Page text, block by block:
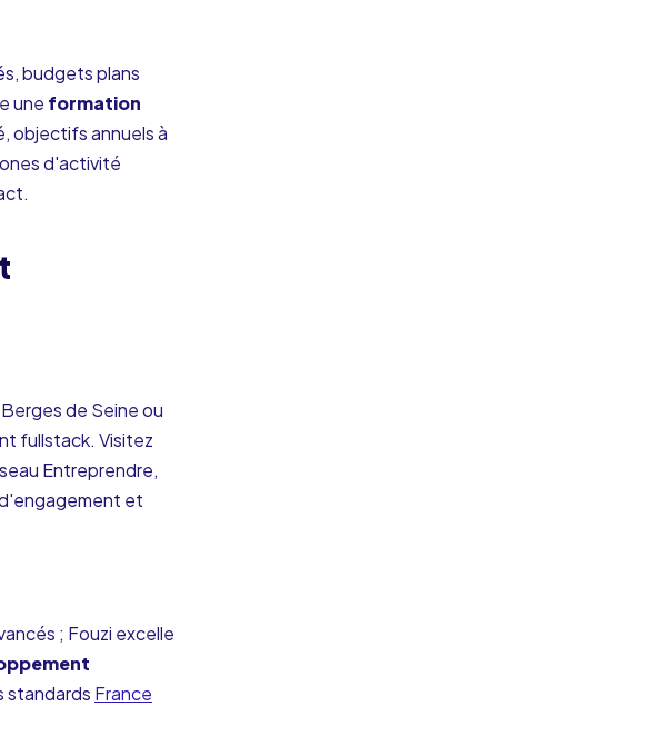
budgets plans
une formation
objectifs annuels à
d'activité
de Seine ou
fullstack. Visitez
Entreprendre,
et
; Fouzi excelle
standards France